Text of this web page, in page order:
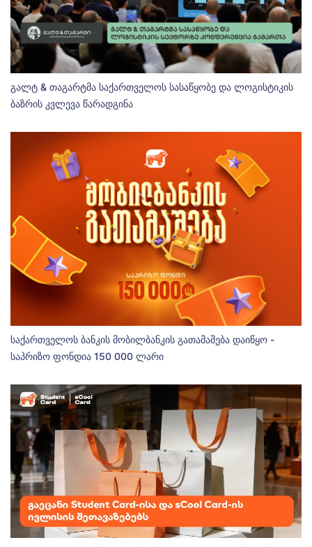
გალტ & თაგარტმა საქართველოს სასაწყობე და ლოგისტიკის
ბაზრის კვლევა წარადგინა
საქართველოს ბანკის მობილბანკის გათამაშება დაიწყო -
საპრიზო ფონდია 150 000 ლარი